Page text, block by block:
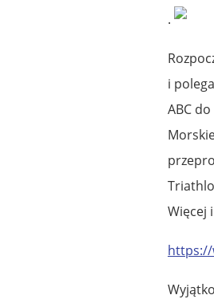
.
i
ABC
Więcej
https://